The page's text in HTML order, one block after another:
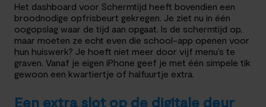
Het dashboard voor Schermtijd heeft bovendien een
broodnodige opfrisbeurt gekregen. Je ziet nu in één
oogopslag waar de tijd aan opgaat. Is de schermtijd op,
maar moeten ze echt even die school-app openen voor
hun huiswerk? Je hoeft niet meer door vijf menu’s te
graven. Vanaf je eigen iPhone geef je met één simpele tik
gewoon een kwartiertje of halfuurtje extra.
Een extra slot op de digitale deur